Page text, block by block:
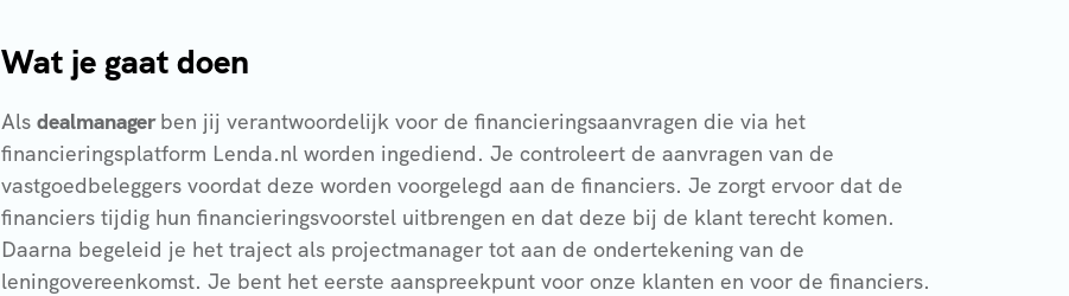
Wat je gaat doen
Als dealmanagerben jij verantwoordelijk voor de financieringsaanvragen die via het
financieringsplatform Lenda.nl worden ingediend. Je controleert de aanvragen van de
vastgoedbeleggers voordat deze worden voorgelegd aan de financiers. Je zorgt ervoor dat de
financiers tijdig hun financieringsvoorstel uitbrengen en dat deze bij de klant terecht komen.
Daarna begeleid je het traject als projectmanager tot aan de ondertekening van de
leningovereenkomst. Je bent het eerste aanspreekpunt voor onze klanten en voor de financiers.